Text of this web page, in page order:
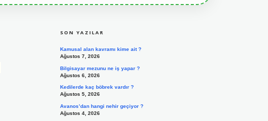
SON YAZILAR
Kamusal alan kavramı kime ait ?
Ağustos 7, 2026
Bilgisayar mezunu ne iş yapar ?
Ağustos 6, 2026
Kedilerde kaç böbrek vardır ?
Ağustos 5, 2026
Avanos’dan hangi nehir geçiyor ?
Ağustos 4, 2026